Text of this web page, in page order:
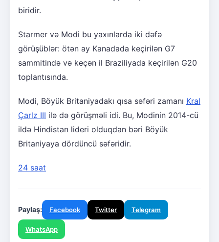
biridir.
Starmer və Modi bu yaxınlarda iki dəfə
görüşüblər: ötən ay Kanadada keçirilən G7
sammitində və keçən il Braziliyada keçirilən G20
toplantısında.
Modi, Böyük Britaniyadakı qısa səfəri zamanı Kral
Çarlz III ilə də görüşməli idi. Bu, Modinin 2014-cü
ildə Hindistan lideri olduqdan bəri Böyük
Britaniyaya dördüncü səfəridir.
24 saat
Paylaş: Facebook Twitter Telegram
WhatsApp